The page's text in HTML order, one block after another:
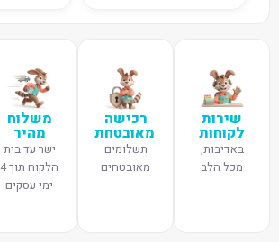
שירות
לקוחות
באדיבות,
מכל הלב
רכישה
מאובטחת
תשלומים
מאובטחים
משלוח
מהיר
ישר עד בית
הלקוח תוך 4
ימי עסקים